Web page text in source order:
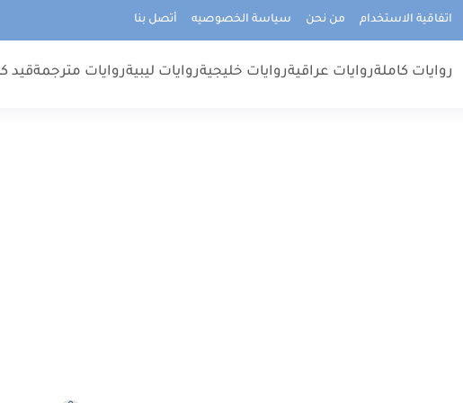
اتفاقية الاستخدام من نحن سياسة الخصوصيه أتصل بنا
روايات كاملةروايات عراقيةروايات خليجيةروايات ليبيةروايات مترجمةقيد